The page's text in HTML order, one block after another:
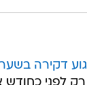
דקירה
רק לפני